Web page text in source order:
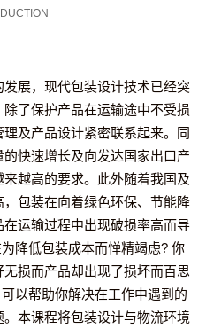
展，现代包装设计技术已经突
了保护产品在运输途中不受损
及产品设计紧密联系起来。同
快速增长及向发达国家出口产
越高的要求。此外随着我国及
包装在向着绿色环保、节能降
运输过程中出现破损率高而导
降低包装成本而惮精竭虑? 你
损而产品却出现了损坏而百思
以帮助你解决在工作中遇到的
本课程将包装设计与物流环境